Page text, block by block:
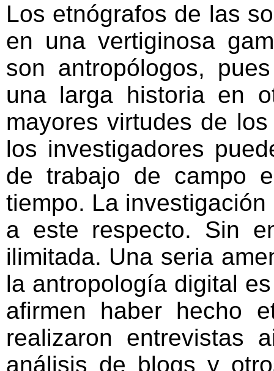
Los etnógrafos de las
en una vertiginosa
son antropólogos,
una larga historia en
mayores virtudes de
los investigadores
de trabajo de campo
tiempo. La
a este respecto. Sin
ilimitada. Una seria
la antropología digital
afirmen haber hecho
realizaron entrevistas
análisis de blogs y